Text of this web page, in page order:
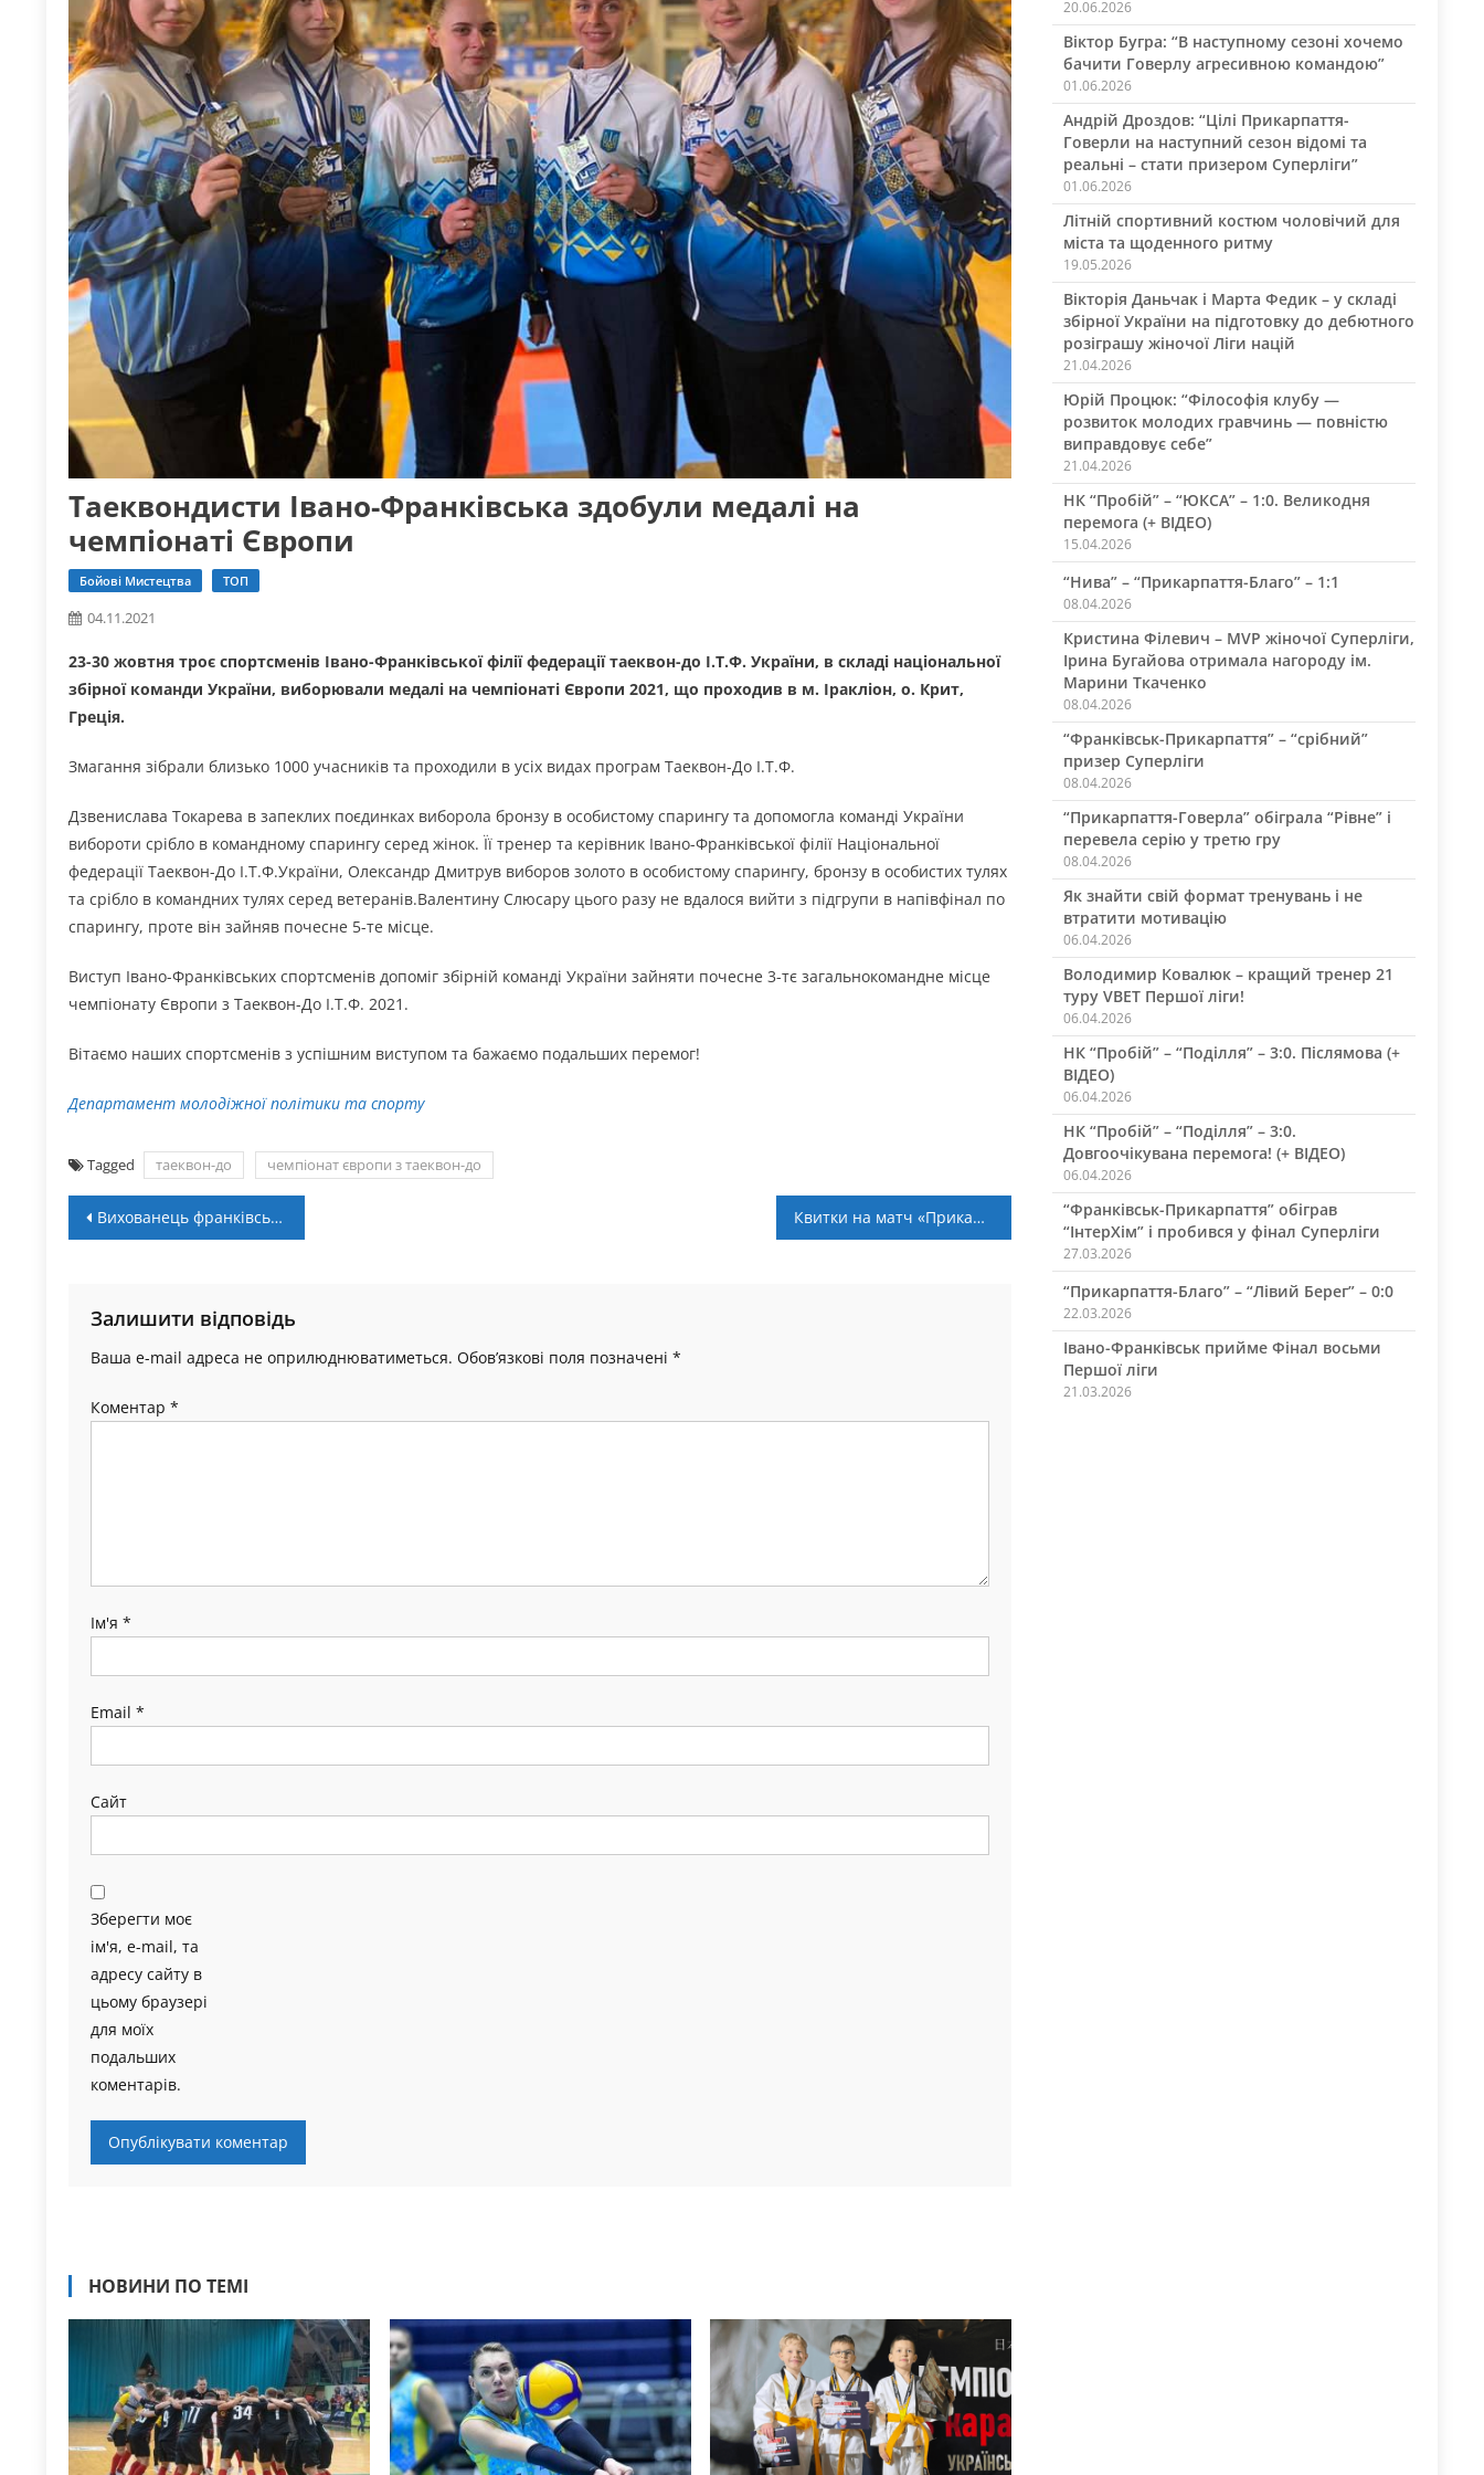
Таеквондисти Івано-Франківська здобули медалі на
чемпіонаті Європи
Бойові Мистецтва ТОП
04.11.2021
23-30 жовтня троє спортсменів Івано-Франківської філії федерації таеквон-до І.Т.Ф. України, в складі національної
збірної команди України, виборювали медалі на чемпіонаті Європи 2021, що проходив в м. Іракліон, о. Крит,
Греція.
Змагання зібрали близько 1000 учасників та проходили в усіх видах програм Таеквон-До І.Т.Ф.
Дзвенислава Токарева в запеклих поєдинках виборола бронзу в особистому спарингу та допомогла команді України
вибороти срібло в командному спарингу серед жінок. Її тренер та керівник Івано-Франківської філії Національної
федерації Таеквон-До І.Т.Ф.України, Олександр Дмитрув виборов золото в особистому спарингу, бронзу в особистих тулях
та срібло в командних тулях серед ветеранів.Валентину Слюсару цього разу не вдалося вийти з підгрупи в напівфінал по
спарингу, проте він зайняв почесне 5-те місце.
Виступ Івано-Франківських спортсменів допоміг збірній команді України зайняти почесне 3-тє загальнокомандне місце
чемпіонату Європи з Таеквон-До І.Т.Ф. 2021.
Вітаємо наших спортсменів з успішним виступом та бажаємо подальших перемог!
Департамент молодіжної політики та спорту
Tagged таеквон-до чемпіонат європи з таеквон-до
Навігація
Вихованець франківського регбі продовжить кар’єру у Франції Квитки на матч «Прикарпаття» – «Олімпік» вже у продажу
Залишити відповідь
Ваша e-mail адреса не оприлюднюватиметься. Обов’язкові поля позначені *
Коментар *
Ім'я *
Email *
Сайт
Зберегти моє
ім'я, e-mail, та
адресу сайту в
цьому браузері
для моїх
подальших
коментарів.
НОВИНИ ПО ТЕМІ
20.06.2026
Віктор Бугра: “В наступному сезоні хочемо
бачити Говерлу агресивною командою”
01.06.2026
Андрій Дроздов: “Цілі Прикарпаття-
Говерли на наступний сезон відомі та
реальні – стати призером Суперліги”
01.06.2026
Літній спортивний костюм чоловічий для
міста та щоденного ритму
19.05.2026
Вікторія Даньчак і Марта Федик – у складі
збірної України на підготовку до дебютного
розіграшу жіночої Ліги націй
21.04.2026
Юрій Процюк: “Філософія клубу —
розвиток молодих гравчинь — повністю
виправдовує себе”
21.04.2026
НК “Пробій” – “ЮКСА” – 1:0. Великодня
перемога (+ ВІДЕО)
15.04.2026
“Нива” – “Прикарпаття-Благо” – 1:1
08.04.2026
Кристина Філевич – MVP жіночої Суперліги,
Ірина Бугайова отримала нагороду ім.
Марини Ткаченко
08.04.2026
“Франківськ-Прикарпаття” – “срібний”
призер Суперліги
08.04.2026
“Прикарпаття-Говерла” обіграла “Рівне” і
перевела серію у третю гру
08.04.2026
Як знайти свій формат тренувань і не
втратити мотивацію
06.04.2026
Володимир Ковалюк – кращий тренер 21
туру VBET Першої ліги!
06.04.2026
НК “Пробій” – “Поділля” – 3:0. Післямова (+
ВІДЕО)
06.04.2026
НК “Пробій” – “Поділля” – 3:0.
Довгоочікувана перемога! (+ ВІДЕО)
06.04.2026
“Франківськ-Прикарпаття” обіграв
“ІнтерХім” і пробився у фінал Суперліги
27.03.2026
“Прикарпаття-Благо” – “Лівий Берег” – 0:0
22.03.2026
Івано-Франківськ прийме Фінал восьми
Першої ліги
21.03.2026